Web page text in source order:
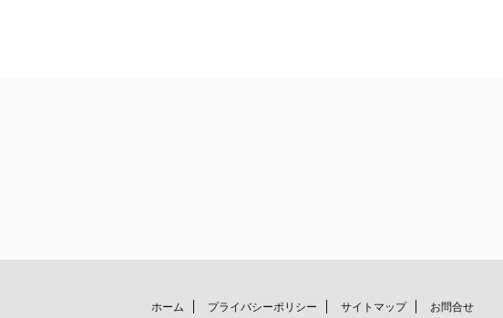
ホーム プライバシーポリシー サイトマップ お問合せ